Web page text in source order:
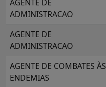
AGENTE DE
ADMINISTRACAO
AGENTE DE
ADMINISTRACAO
AGENTE DE COMBATES ÀS
ENDEMIAS